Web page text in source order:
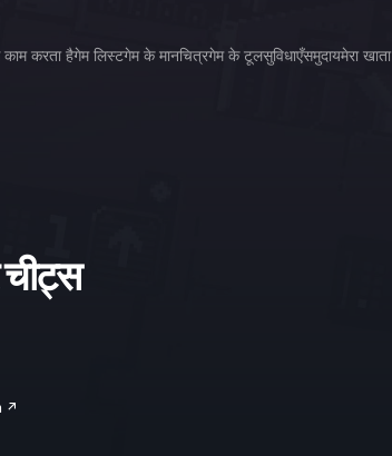
करता हैगेम लिस्टगेम के मानचित्रगेम के टूलसुविधाएँसमुदायमेरा खाता
↗